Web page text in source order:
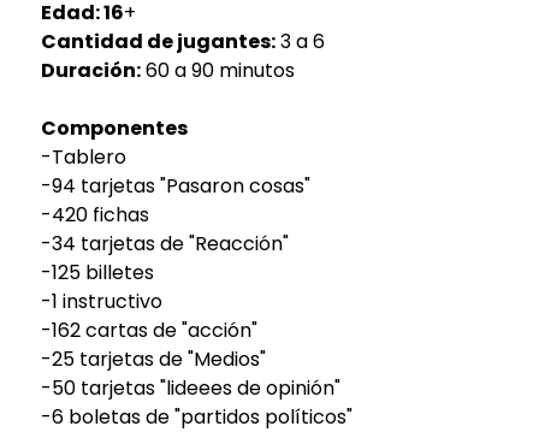
Edad: 16+
Cantidad de jugantes:3 a 6
Duración:60 a 90 minutos
Componentes
-Tablero
-94 tarjetas "Pasaron cosas"
-420 fichas
-34 tarjetas de "Reacción"
-125 billetes
-1 instructivo
-162 cartas de "acción"
-25 tarjetas de "Medios"
-50 tarjetas "lideees de opinión"
-6 boletas de "partidos políticos"